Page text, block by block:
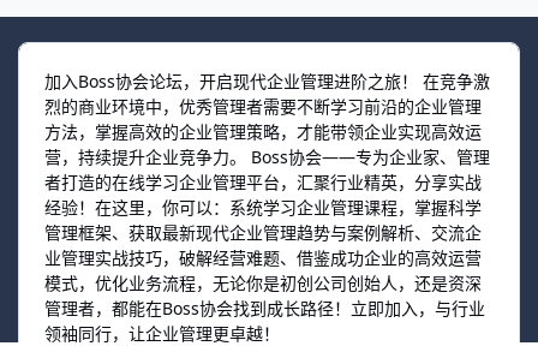
加入Boss协会论坛，开启现代企业管理进阶之旅！ 在竞争激
烈的商业环境中，优秀管理者需要不断学习前沿的企业管理
方法，掌握高效的企业管理策略，才能带领企业实现高效运
营，持续提升企业竞争力。 Boss协会——专为企业家、管理
者打造的在线学习企业管理平台，汇聚行业精英，分享实战
经验！在这里，你可以：系统学习企业管理课程，掌握科学
管理框架、获取最新现代企业管理趋势与案例解析、交流企
业管理实战技巧，破解经营难题、借鉴成功企业的高效运营
模式，优化业务流程，无论你是初创公司创始人，还是资深
管理者，都能在Boss协会找到成长路径！立即加入，与行业
领袖同行，让企业管理更卓越！